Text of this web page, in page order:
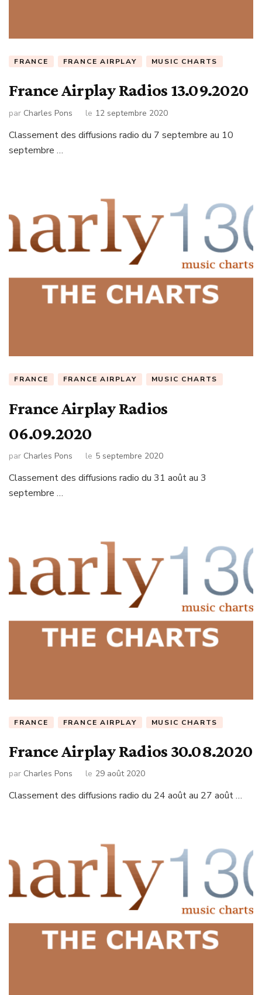
FRANCE FRANCE AIRPLAY MUSIC CHARTS
France Airplay Radios 13.09.2020
par Charles Pons le 12 septembre 2020
Classement des diffusions radio du 7 septembre au 10
septembre …
FRANCE FRANCE AIRPLAY MUSIC CHARTS
France Airplay Radios
06.09.2020
par Charles Pons le 5 septembre 2020
Classement des diffusions radio du 31 août au 3
septembre …
FRANCE FRANCE AIRPLAY MUSIC CHARTS
France Airplay Radios 30.08.2020
par Charles Pons le 29 août 2020
Classement des diffusions radio du 24 août au 27 août …